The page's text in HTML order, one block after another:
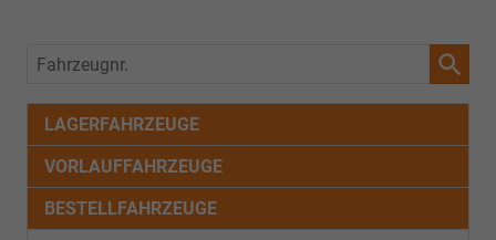
Fahrzeugnr.
LAGERFAHRZEUGE
VORLAUFFAHRZEUGE
BESTELLFAHRZEUGE